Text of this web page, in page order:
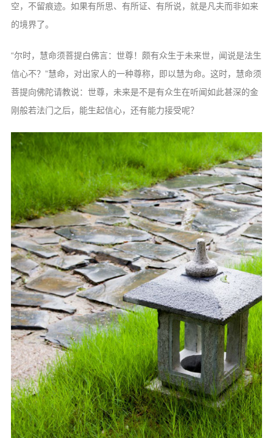
空，不留痕迹。如果有所思、有所证、有所说，就是凡夫而非如来
的境界了。
“尔时，慧命须菩提白佛言：世尊！颇有众生于未来世，闻说是法生
信心不？”慧命，对出家人的一种尊称，即以慧为命。这时，慧命须
菩提向佛陀请教说：世尊，未来是不是有众生在听闻如此甚深的金
刚般若法门之后，能生起信心，还有能力接受呢？